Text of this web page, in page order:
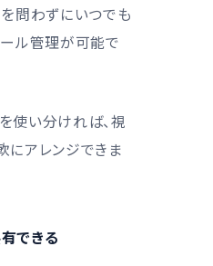
を問わずにいつでも
ール管理が可能で
使い分ければ、視
にアレンジできま
できる